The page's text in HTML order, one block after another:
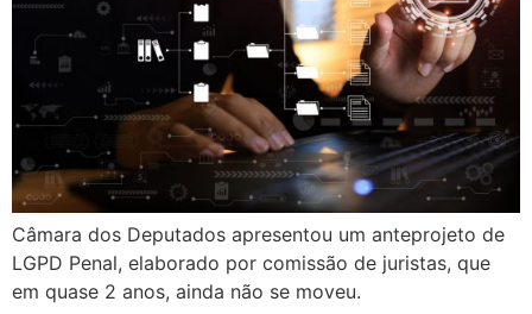
Câmara dos Deputados apresentou um anteprojeto de
LGPD Penal, elaborado por comissão de juristas, que
em quase 2 anos, ainda não se moveu.